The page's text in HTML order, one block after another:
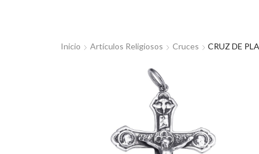
Inicio Artículos Religiosos Cruces CRUZ DE